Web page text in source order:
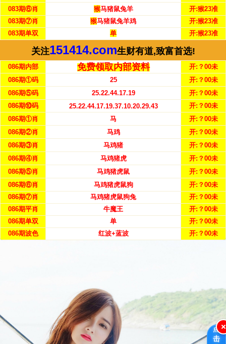
083期⑥肖
猴马猪鼠兔羊
开:猴23准
083期⑦肖
猴马猪鼠兔羊鸡
开:猴23准
083期单双
单 开:猴23准
关注151414.com生财有道,致富首选!
086期内部 免费领取内部资料
开:？00未
086期①码
25
开:？00未
086期⑤码
25.22.44.17.19
开:？00未
086期⑩码
25.22.44.17.19.37.10.20.29.43
开:？00未
086期①肖
马
开:？00未
086期②肖
马鸡
开:？00未
086期③肖
马鸡猪
开:？00未
086期④肖
马鸡猪虎
开:？00未
086期⑤肖
马鸡猪虎鼠
开:？00未
086期⑥肖
马鸡猪虎鼠狗
开:？00未
086期⑦肖
马鸡猪虎鼠狗兔
开:？00未
086期平肖
牛魔王
开:？00未
086期单双
单
开:？00未
086期波色
红波+蓝波 开:？00未
点
击